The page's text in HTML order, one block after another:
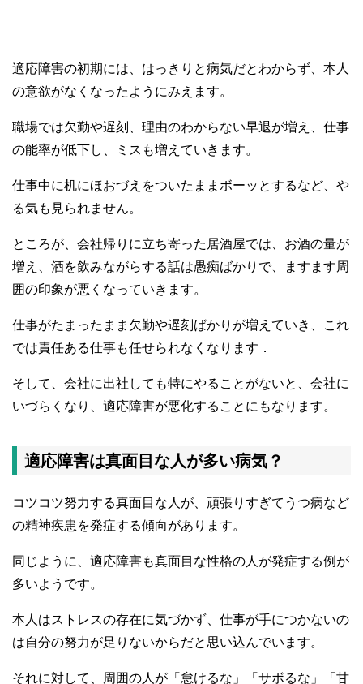
適応障害の初期には、はっきりと病気だとわからず、本人
の意欲がなくなったようにみえます。
職場では欠勤や遅刻、理由のわからない早退が増え、仕事
の能率が低下し、ミスも増えていきます。
仕事中に机にほおづえをついたままボーッとするなど、や
る気も見られません。
ところが、会社帰りに立ち寄った居酒屋では、お酒の量が
増え、酒を飲みながらする話は愚痴ばかりで、ますます周
囲の印象が悪くなっていきます。
仕事がたまったまま欠勤や遅刻ばかりが増えていき、これ
では責任ある仕事も任せられなくなります．
そして、会社に出社しても特にやることがないと、会社に
いづらくなり、適応障害が悪化することにもなります。
適応障害は真面目な人が多い病気？
コツコツ努力する真面目な人が、頑張りすぎてうつ病など
の精神疾患を発症する傾向があります。
同じように、適応障害も真面目な性格の人が発症する例が
多いようです。
本人はストレスの存在に気づかず、仕事が手につかないの
は自分の努力が足りないからだと思い込んでいます。
それに対して、周囲の人が「怠けるな」「サボるな」「甘